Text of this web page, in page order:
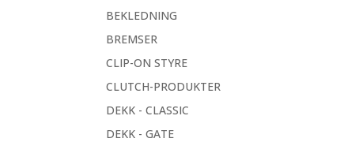
BEKLEDNING
BREMSER
CLIP-ON STYRE
CLUTCH-PRODUKTER
DEKK - CLASSIC
DEKK - GATE